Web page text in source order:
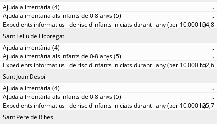
..
..
94,8
Sant Feliu de Llobregat
..
..
52,6
Sant Joan Despí
..
..
25,7
Sant Pere de Ribes